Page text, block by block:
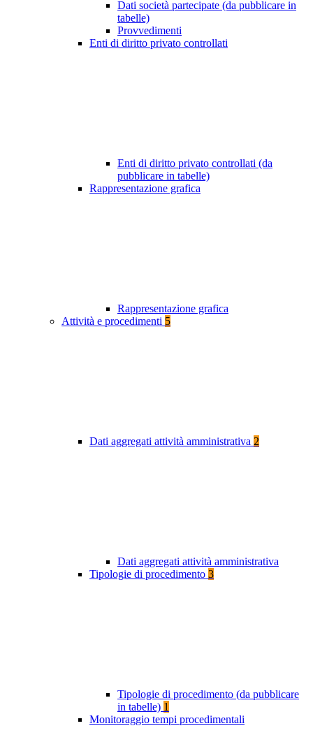
Dati società partecipate (da pubblicare in
tabelle)
Provvedimenti
Enti di diritto privato controllati
Enti di diritto privato controllati (da
pubblicare in tabelle)
Rappresentazione grafica
Rappresentazione grafica
Attività e procedimenti 5
Dati aggregati attività amministrativa 2
Dati aggregati attività amministrativa
Tipologie di procedimento 3
Tipologie di procedimento (da pubblicare
in tabelle) 1
Monitoraggio tempi procedimentali